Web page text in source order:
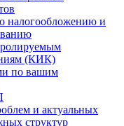
налогообложению и
(КИК)
по вашим
и актуальных
структур